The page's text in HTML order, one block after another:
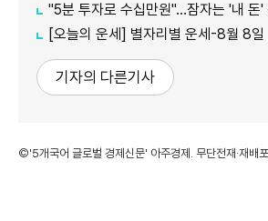
"5분 투자로 수십만원"…잠자는 '내 돈' 찾
[오늘의 운세] 별자리별 운세-8월 8일
기자의 다른기사
©'5개국어 글로벌 경제신문' 아주경제. 무단전재·재배